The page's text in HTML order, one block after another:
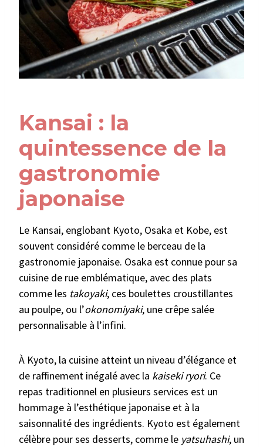
Kansai : la
quintessence de la
gastronomie
japonaise
Le Kansai, englobant Kyoto, Osaka et Kobe, est
souvent considéré comme le berceau de la
gastronomie japonaise. Osaka est connue pour sa
cuisine de rue emblématique, avec des plats
comme les takoyaki, ces boulettes croustillantes
au poulpe, ou l’okonomiyaki, une crêpe salée
personnalisable à l’infini.
À Kyoto, la cuisine atteint un niveau d’élégance et
de raffinement inégalé avec la kaiseki ryori. Ce
repas traditionnel en plusieurs services est un
hommage à l’esthétique japonaise et à la
saisonnalité des ingrédients. Kyoto est également
célèbre pour ses desserts, comme le yatsuhashi, un